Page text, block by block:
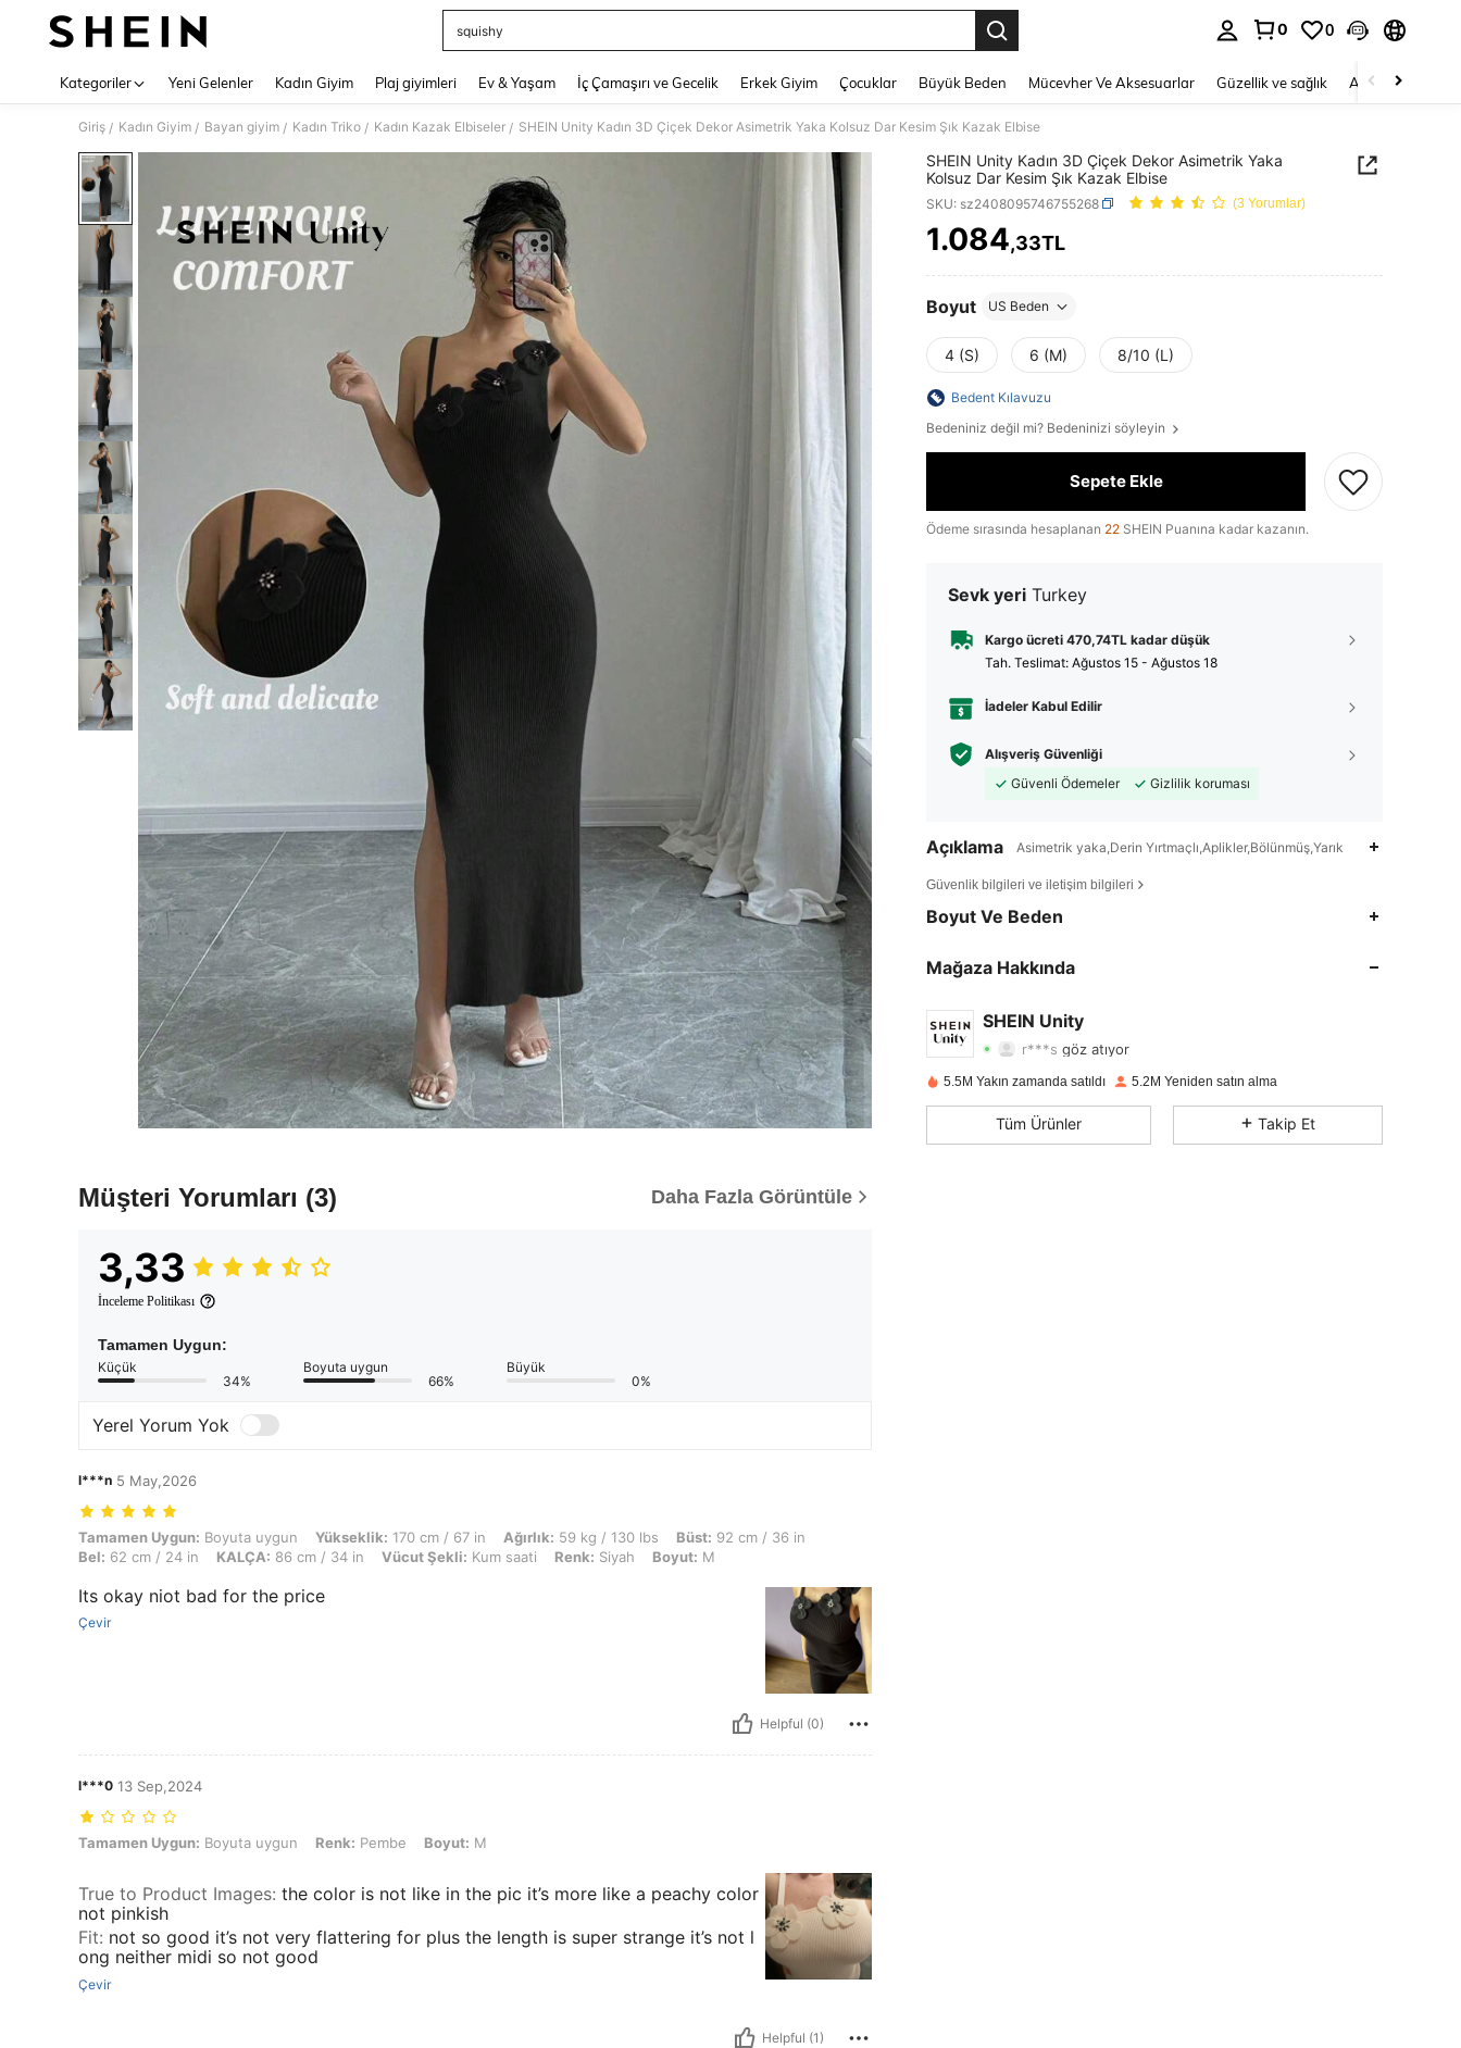
squishy
0 0
Kategoriler Yeni Gelenler Kadın Giyim Plaj giyimleri Ev & Yaşam İç Çamaşırı ve Gecelik Erkek Giyim Çocuklar Büyük Beden Mücevher Ve Aksesuarlar Güzellik ve sağlık Ayakkabı
Giriş / Kadın Giyim / Bayan giyim / Kadın Triko / Kadın Kazak Elbiseler / SHEIN Unity Kadın 3D Çiçek Dekor Asimetrik Yaka Kolsuz Dar Kesim Şık Kazak Elbise
Müşteri Yorumları (3) Daha Fazla Görüntüle
3,33
İnceleme Politikası
Tamamen Uygun:
Küçük
34%
Boyuta uygun
66%
Büyük
0%
Yerel Yorum Yok
l***n 5 May,2026
Tamamen Uygun: Boyuta uygun, Yükseklik: 170 cm / 67 in, Ağırlık: 59 kg / 130 lbs, Büst: 92 cm / 36 in, Bel: 62 cm / 24 in, KALÇA: 86 cm / 34 in, Vücut Şekli: Kum saati, Renk: Siyah, Boyut: M
Tamamen Uygun: Boyuta uygun Yükseklik: 170 cm / 67 in Ağırlık: 59 kg / 130 lbs Büst: 92 cm / 36 in
Bel: 62 cm / 24 in KALÇA: 86 cm / 34 in Vücut Şekli: Kum saati Renk: Siyah Boyut: M
Its okay niot bad for the price
Çevir
Helpful (0)
l***0 13 Sep,2024
Tamamen Uygun: Boyuta uygun, Renk: Pembe, Boyut: M
Tamamen Uygun: Boyuta uygun Renk: Pembe Boyut: M
True to Product Images: the color is not like in the pic it’s more like a peachy color
not pinkish
Fit: not so good it’s not very flattering for plus the length is super strange it’s not l
ong neither midi so not good
Çevir
Helpful (1)
SHEIN Unity Kadın 3D Çiçek Dekor Asimetrik Yaka
Kolsuz Dar Kesim Şık Kazak Elbise
SKU: sz2408095746755268 (3 Yorumlar)
PRICE AND AVAILABILITY
1.084,33TL
Boyut US Beden
4 (S) 6 (M) 8/10 (L)
Bedent Kılavuzu
Bedeniniz değil mi? Bedeninizi söyleyin
Sepete Ekle
Ödeme sırasında hesaplanan 22 SHEIN Puanına kadar kazanın.
Sevk yeri Turkey
Kargo ücreti 470,74TL kadar düşük
Tah. Teslimat: Ağustos 15 - Ağustos 18
İadeler Kabul Edilir
Alışveriş Güvenliği
Güvenli Ödemeler
Gizlilik koruması
Açıklama Asimetrik yaka,Derin Yırtmaçlı,Aplikler,Bölünmüş,Yarık
Güvenlik bilgileri ve iletişim bilgileri
Boyut Ve Beden
Mağaza Hakkında
SHEIN Unity
4,81
göz atıyor
4,81 Derecelendirme
4,81 30K 543K
5.5M Yakın zamanda satıldı 5.2M Yeniden satın alma
Tüm Ürünler Takip Et